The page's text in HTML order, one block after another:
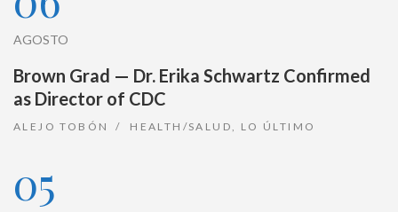
AGOSTO
Brown Grad — Dr. Erika Schwartz Confirmed
as Director of CDC
ALEJO TOBÓN HEALTH/SALUD LO ÚLTIMO
05